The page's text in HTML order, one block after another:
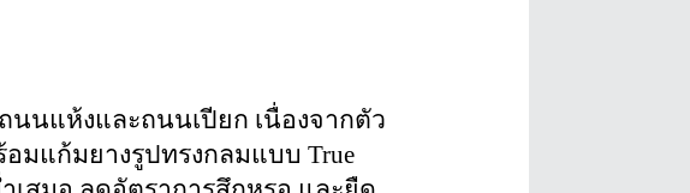
นแห้งและถนนเปียก เนื่องจากตัว
อมแก้มยางรูปทรงกลมแบบ True